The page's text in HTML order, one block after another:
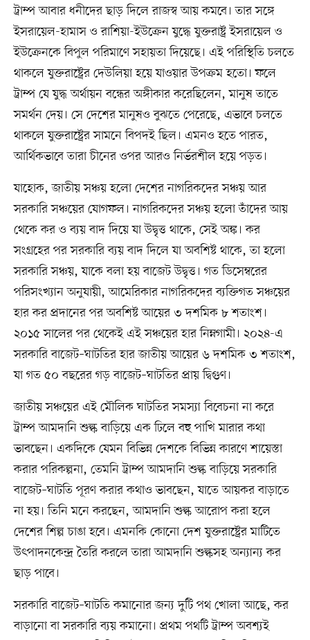
ট্রাম্প আবার ধনীদের ছাড় দিলে রাজস্ব আয় কমবে। তার সঙ্গে
ইসরায়েল-হামাস ও রাশিয়া-ইউক্রেন যুদ্ধে যুক্তরাষ্ট্র ইসরায়েল ও
ইউক্রেনকে বিপুল পরিমাণে সহায়তা দিয়েছে। এই পরিস্থিতি চলতে
থাকলে যুক্তরাষ্ট্রের দেউলিয়া হয়ে যাওয়ার উপক্রম হতো। ফলে
ট্রাম্প যে যুদ্ধ অর্থায়ন বন্ধের অঙ্গীকার করেছিলেন, মানুষ তাতে
সমর্থন দেয়। সে দেশের মানুষও বুঝতে পেরেছে, এভাবে চলতে
থাকলে যুক্তরাষ্ট্রের সামনে বিপদই ছিল। এমনও হতে পারত,
আর্থিকভাবে তারা চীনের ওপর আরও নির্ভরশীল হয়ে পড়ত।
যাহোক, জাতীয় সঞ্চয় হলো দেশের নাগরিকদের সঞ্চয় আর
সরকারি সঞ্চয়ের যোগফল। নাগরিকদের সঞ্চয় হলো তাঁদের আয়
থেকে কর ও ব্যয় বাদ দিয়ে যা উদ্বৃত্ত থাকে, সেই অঙ্ক। কর
সংগ্রহের পর সরকারি ব্যয় বাদ দিলে যা অবশিষ্ট থাকে, তা হলো
সরকারি সঞ্চয়, যাকে বলা হয় বাজেট উদ্বৃত্ত। গত ডিসেম্বরের
পরিসংখ্যান অনুযায়ী, আমেরিকার নাগরিকদের ব্যক্তিগত সঞ্চয়ের
হার কর প্রদানের পর অবশিষ্ট আয়ের ৩ দশমিক ৮ শতাংশ।
২০১৫ সালের পর থেকেই এই সঞ্চয়ের হার নিম্নগামী। ২০২৪-এ
সরকারি বাজেট–ঘাটতির হার জাতীয় আয়ের ৬ দশমিক ৩ শতাংশ,
যা গত ৫০ বছরের গড় বাজেট–ঘাটতির প্রায় দ্বিগুণ।
জাতীয় সঞ্চয়ের এই মৌলিক ঘাটতির সমস্যা বিবেচনা না করে
ট্রাম্প আমদানি শুল্ক বাড়িয়ে এক ঢিলে বহু পাখি মারার কথা
ভাবছেন। একদিকে যেমন বিভিন্ন দেশকে বিভিন্ন কারণে শায়েস্তা
করার পরিকল্পনা, তেমনি ট্রাম্প আমদানি শুল্ক বাড়িয়ে সরকারি
বাজেট–ঘাটতি পূরণ করার কথাও ভাবছেন, যাতে আয়কর বাড়াতে
না হয়। তিনি মনে করছেন, আমদানি শুল্ক আরোপ করা হলে
দেশের শিল্প চাঙা হবে। এমনকি কোনো দেশ যুক্তরাষ্ট্রের মাটিতে
উৎপাদনকেন্দ্র তৈরি করলে তারা আমদানি শুল্কসহ অন্যান্য কর
ছাড় পাবে।
সরকারি বাজেট–ঘাটতি কমানোর জন্য দুটি পথ খোলা আছে, কর
বাড়ানো বা সরকারি ব্যয় কমানো। প্রথম পথটি ট্রাম্প অবশ্যই